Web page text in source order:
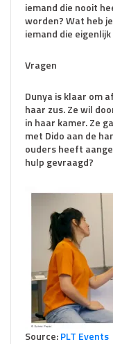
iemand die nooit
worden? Wat heb
iemand die
Vragen
Dunya is klaar om
haar zus. Ze wil
in haar kamer. Ze
met Dido aan de
ouders heeft
hulp gevraagd?
Source:PLT Events